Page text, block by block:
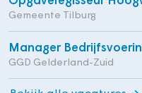
Gemeente Tilburg
Manager
GGD Gelderland-Zuid